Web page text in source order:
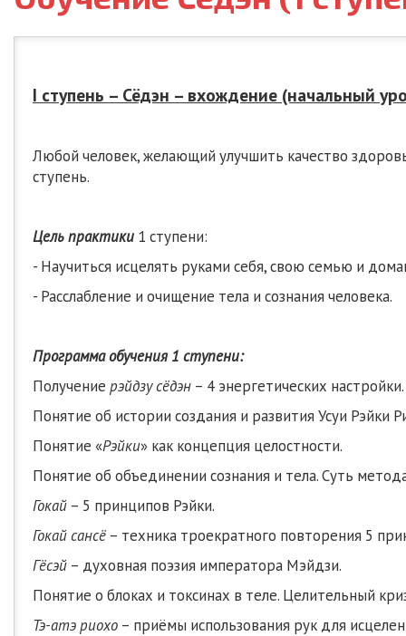
I ступень – Сёдэн – вхождение (начальный
Любой человек, желающий улучшить качество
ступень.
Цель практики 1 ступени:
- Научиться исцелять руками себя, свою семью и
- Расслабление и очищение тела и сознания человека.
Программа обучения 1 ступени:
Получение рэйдзу сёдэн – 4 энергетических настройки.
Понятие об истории создания и развития Усуи Рэйки
Понятие «Рэйки» как концепция целостности.
Понятие об объединении сознания и тела. Суть
Гокай – 5 принципов Рэйки.
Гокай сансё – техника троекратного повторения 5
Гёсэй – духовная поэзия императора Мэйдзи.
Понятие о блоках и токсинах в теле. Целительный
Тэ-атэ риохо – приёмы использования рук для